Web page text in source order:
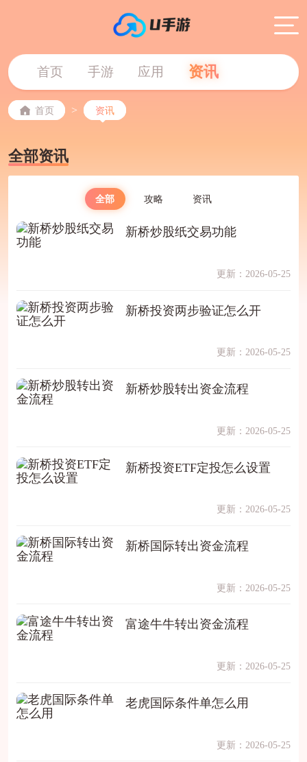
首页 手游 应用 资讯
首页 > 资讯
全部资讯
全部 攻略 资讯
新桥炒股纸交易功能
更新：2026-05-25
新桥投资两步验证怎么开
更新：2026-05-25
新桥炒股转出资金流程
更新：2026-05-25
新桥投资ETF定投怎么设置
更新：2026-05-25
新桥国际转出资金流程
更新：2026-05-25
富途牛牛转出资金流程
更新：2026-05-25
老虎国际条件单怎么用
更新：2026-05-25